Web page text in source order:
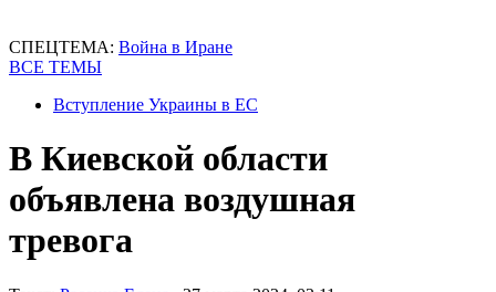
СПЕЦТЕМА: Война в Иране
ВСЕ ТЕМЫ
Вступление Украины в ЕС
В Киевской области
объявлена воздушная
тревога